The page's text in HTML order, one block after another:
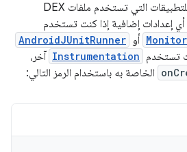
عند كتابة اختبارات الأجهزة للتطبيقات التي تستخدم ملفات DEX
إعدادات إضافية إذا كنت تستخدم
أو AndroidJUnitRunner
تستخدم Instrumentation آخر،
الخاصة به باستخدام الرمز التالي: